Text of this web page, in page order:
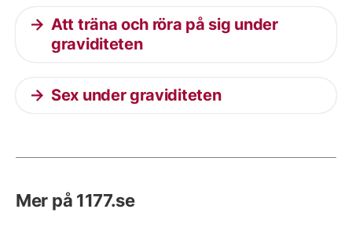
Att träna och röra på sig under
graviditeten
Sex under graviditeten
Mer på 1177.se